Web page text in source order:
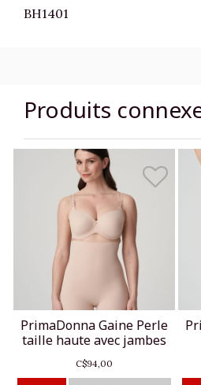
BH1401
Produits
PrimaDonna Gaine Perle
taille haute avec jambes
C$94,00